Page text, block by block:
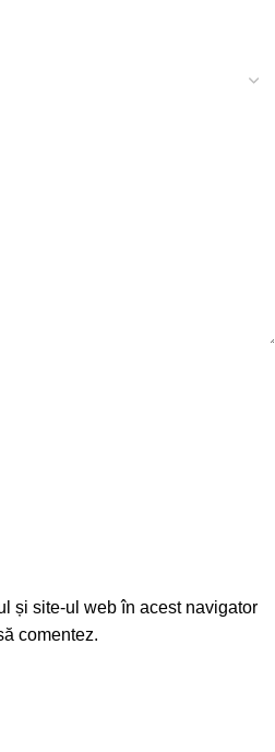
și site-ul web în acest navigator
comentez.